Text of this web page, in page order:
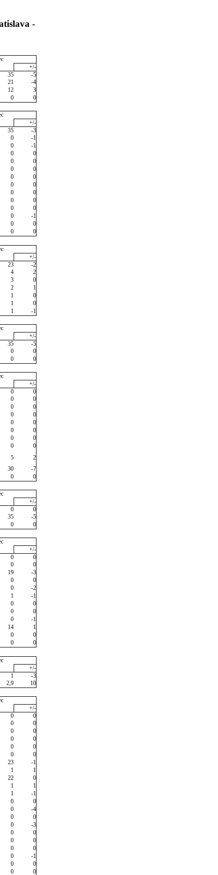
-
+/-
35
-5
21
-4
12
3
0
0
+/-
35
-3
0
-1
0
-1
0
0
0
0
0
0
0
0
0
0
0
0
0
0
0
0
0
-1
0
0
0
0
+/-
23
-2
4
2
3
0
2
1
1
0
1
0
1
-1
+/-
35
-5
0
0
0
0
+/-
0
0
0
0
0
0
0
0
0
0
0
0
0
0
0
0
5
2
30
-7
0
0
+/-
0
0
35
-5
0
0
+/-
0
0
0
0
19
-3
0
0
0
-2
1
-1
0
0
0
0
0
-1
14
1
0
0
0
0
+/-
1
-3
2,9
10
+/-
0
0
0
0
0
0
0
0
0
0
0
0
23
-1
1
1
22
0
1
1
1
-1
0
0
0
-4
0
0
0
-3
0
0
0
0
0
0
0
-1
0
0
0
0